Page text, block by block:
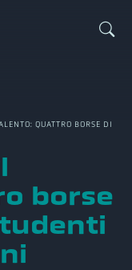
QUATTRO BORSE DI
borse